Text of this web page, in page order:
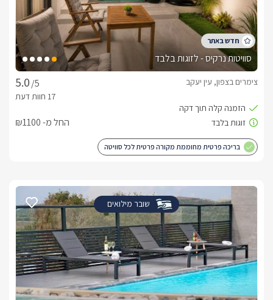
סוויטות נרקיס - לזוגות בלבד
/5
צימרים בצפון, עין יעקב
החל מ- ₪1100
בריכה פרטית מחוממת מקורה פרטית לכל סוויטה
שובר מילואים